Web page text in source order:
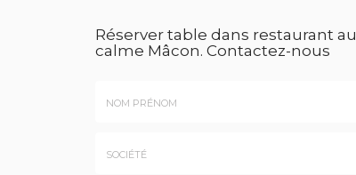
Réserver table dans restaurant au
calme Mâcon. Contactez-nous